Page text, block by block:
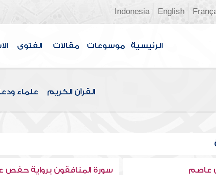
English
Indonesia
الرئيسية موسوعات مقالات الفتوى
القرآن الكريم علماء
عاصم سورة المنافقون برواية